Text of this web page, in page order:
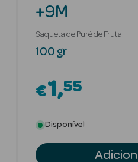
+9M
Saqueta de Puré de Fruta
100 gr
€1 55
Disponível